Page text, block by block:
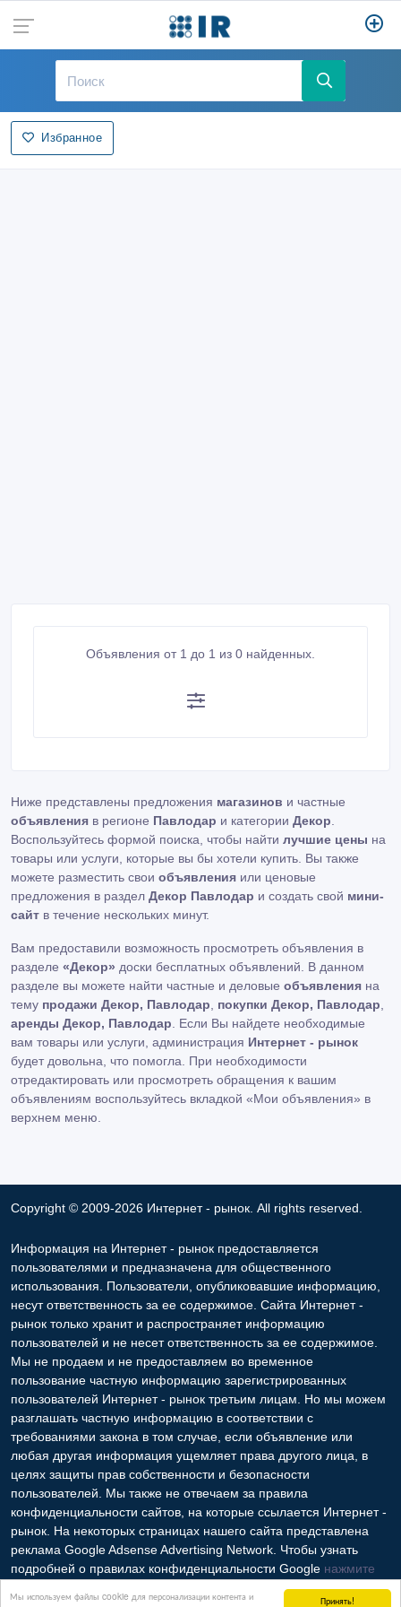
Принять!
Мы используем файлы cookie для персонализации контента и
Избранное
Объявления от 1 до 1 из 0 найденных.
Ниже представлены предложения магазинов и частные
объявления в регионе Павлодар и категории Декор
Воспользуйтесь формой поиска, чтобы найти лучшие цены на
товары или услуги, которые вы бы хотели купить. Вы также
можете разместить свои объявления или ценовые
предложения в раздел Декор Павлодар и создать свой мини-
сайт в течение нескольких минут.
Вам предоставили возможность просмотреть объявления в
разделе «Декор» доски бесплатных объявлений. В данном
разделе вы можете найти частные и деловые объявления на
тему продажи Декор, Павлодар покупки Декор, Павлодар
аренды Декор, Павлодар . Если Вы найдете необходимые
вам товары или услуги, администрация Интернет - рынок
будет довольна, что помогла. При необходимости
отредактировать или просмотреть обращения к вашим
объявлениям воспользуйтесь вкладкой «Мои объявления» в
верхнем меню.
Copyright © 2009-2026 Интернет - рынок. All rights reserved.
Информация на Интернет - рынок предоставляется
пользователями и предназначена для общественного
использования. Пользователи, опубликовавшие информацию,
несут ответственность за ее содержимое. Сайта Интернет -
рынок только хранит и распространяет информацию
пользователей и не несет ответственность за ее содержимое.
Мы не продаем и не предоставляем во временное
пользование частную информацию зарегистрированных
пользователей Интернет - рынок третьим лицам. Но мы можем
разглашать частную информацию в соответствии с
требованиями закона в том случае, если объявление или
любая другая информация ущемляет права другого лица, в
целях защиты прав собственности и безопасности
пользователей. Мы также не отвечаем за правила
конфиденциальности сайтов, на которые ссылается Интернет -
рынок. На некоторых страницах нашего сайта представлена
реклама Google Adsense Advertising Network. Чтобы узнать
подробней о правилах конфиденциальности Google нажмите